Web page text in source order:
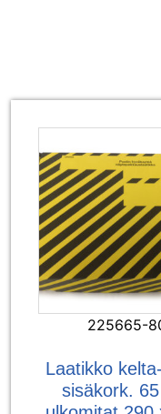
225665-
Laatikko
sisäkork.